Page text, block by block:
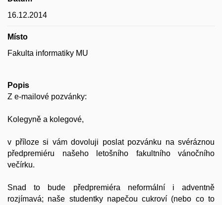
16.12.2014
Místo
Fakulta informatiky MU
Popis
Z e-mailové pozvánky:
Kolegyně a kolegové,
v příloze si vám dovoluji poslat pozvánku na svéráznou
předpremiéru našeho letošního fakultního vánočního
večírku.
Snad to bude předpremiéra neformální i adventně
rozjímavá; naše studentky napečou cukroví (nebo co to